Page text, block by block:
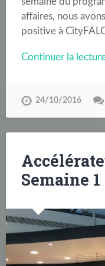
affaires, nous
positive à
Continuer la
24/10/2016
Semaine